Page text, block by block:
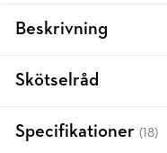
Beskrivning
Skötselråd
Specifikationer (18)